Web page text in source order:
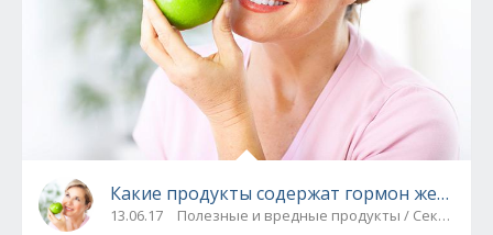
Какие продукты содержат гормон
13.06.17 Полезные и вредные продукты / Секреты